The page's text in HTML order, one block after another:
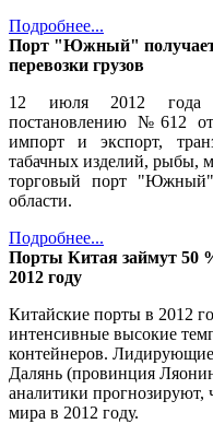
Подробнее...
Порт "Южный" получает
перевозки грузов
12 июля 2012 года
постановлению №612
импорт и экспорт,
табачных изделий, рыбы,
торговый порт
области.
Подробнее...
Порты Китая займут 50
2012 году
Китайские порты в 2012
интенсивные высокие
контейнеров.
Далянь (провинция
аналитики прогнозируют,
мира в 2012 году.